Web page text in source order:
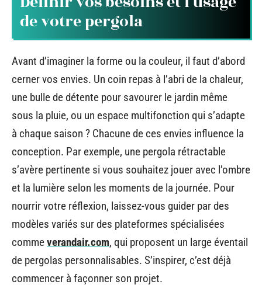
de votre pergola
Avant d’imaginer la forme ou la couleur, il faut d’abord
cerner vos envies. Un coin repas à l’abri de la chaleur,
une bulle de détente pour savourer le jardin même
sous la pluie, ou un espace multifonction qui s’adapte
à chaque saison ? Chacune de ces envies influence la
conception. Par exemple, une pergola rétractable
s’avère pertinente si vous souhaitez jouer avec l’ombre
et la lumière selon les moments de la journée. Pour
nourrir votre réflexion, laissez-vous guider par des
modèles variés sur des plateformes spécialisées
commeverandair.com, qui proposent un large éventail
de pergolas personnalisables. S’inspirer, c’est déjà
commencer à façonner son projet.